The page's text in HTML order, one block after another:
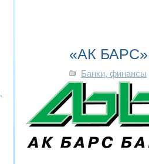
«АК БАРС»:
Банки, финансы